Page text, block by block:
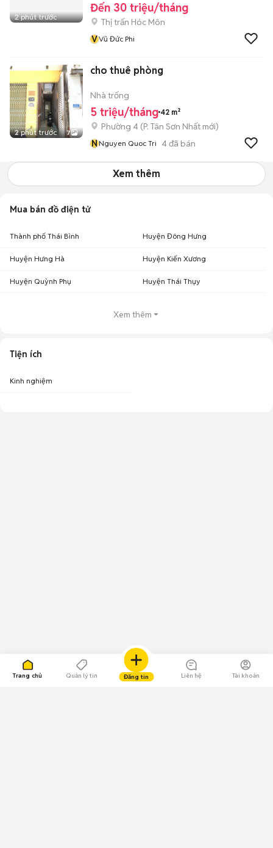
Trang chủ Quản lý tin Đăng tin Liên hệ Tài khoản
2 phút trước
Đến 30 triệu/tháng
Thị trấn Hóc Môn
VVũ Đức Phi
2 phút trước 7
cho thuê phòng
Nhà trống
5 triệu/tháng 42 m²
Phường 4 (P. Tân Sơn Nhất mới)
NNguyen Quoc Tri 4đã bán
Xem thêm
Mua bán đồ điện tử
Thành phố Thái Bình Huyện Đông Hưng
Huyện Hưng Hà Huyện Kiến Xương
Huyện Quỳnh Phụ Huyện Thái Thụy
Xem thêm
Tiện ích
Kinh nghiệm